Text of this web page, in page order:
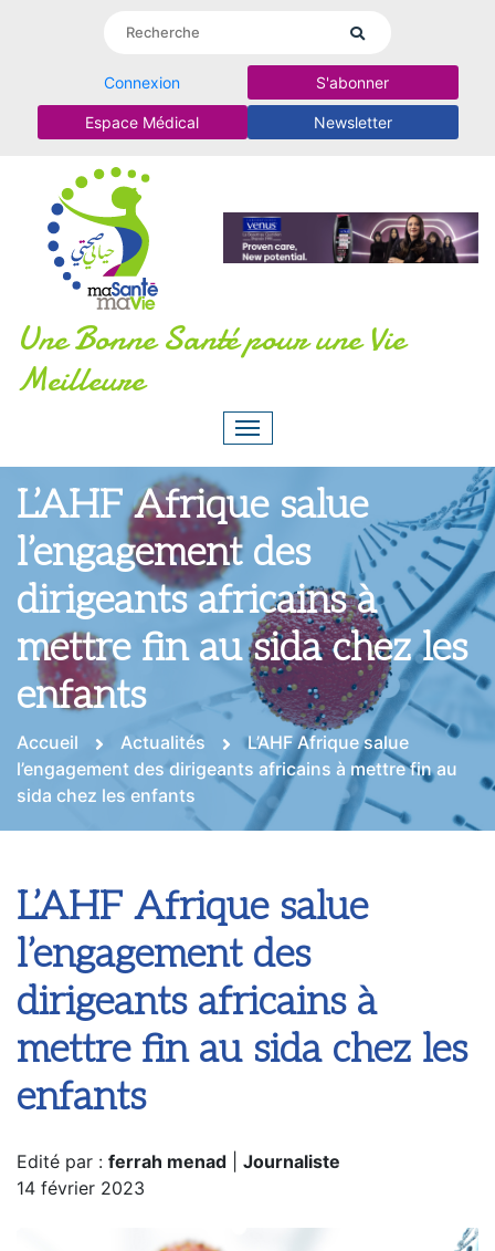
Connexion S'abonner
Espace Médical Newsletter
Une Bonne Santé pour une Vie
Meilleure
L’AHF Afrique salue
l’engagement des
dirigeants africains à
mettre fin au sida chez les
enfants
Accueil Actualités
L’AHF Afrique salue
l’engagement des dirigeants africains à mettre fin au
sida chez les enfants
L’AHF Afrique salue
l’engagement des
dirigeants africains à
mettre fin au sida chez les
enfants
Edité par : ferrah menad
Journaliste
14 février 2023